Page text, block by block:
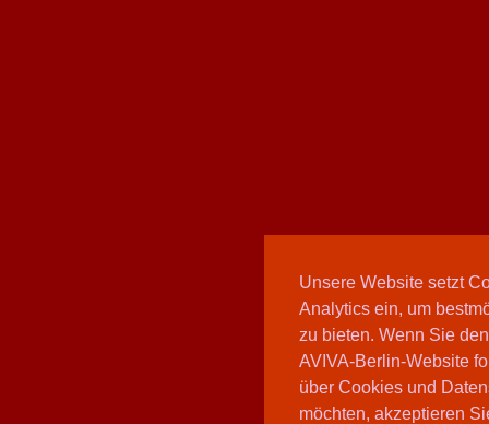
Unsere Website setzt
Analytics ein, um
zu bieten. Wenn Sie
AVIVA-Berlin-Website
über Cookies und
möchten, akzeptieren